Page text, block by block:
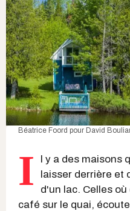
Béatrice Foord pour David
I
l y a des maisons
laisser derrière et
d'un lac. Celles
café sur le quai,